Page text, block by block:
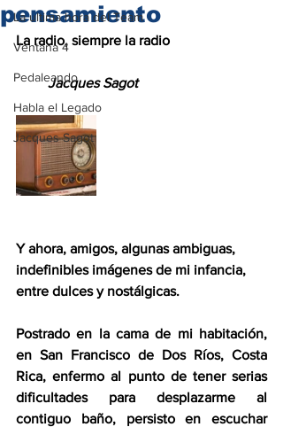
La ultima hora del Team
Ventana 4
Pedaleando
Habla el Legado
Jacques Sagot
pensamiento
La radio, siempre la radio
         Jacques Sagot
Y ahora, amigos, algunas ambiguas,
indefinibles imágenes de mi infancia,
entre dulces y nostálgicas.
Postrado en la cama de mi habitación,
en San Francisco de Dos Ríos, Costa
Rica, enfermo al punto de tener serias
dificultades para desplazarme al
contiguo baño, persisto en escuchar